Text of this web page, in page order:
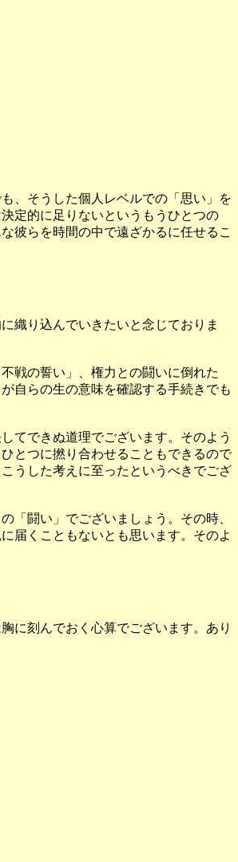
、そうした個人レベルでの「思い」を
定的に足りないというもうひとつの
彼らを時間の中で遠ざかるに任せるこ
織り込んでいきたいと念じておりま
戦の誓い」、権力との闘いに倒れた
自らの生の意味を確認する手続きでも
てできぬ道理でございます。そのよう
とつに撚り合わせることもできるので
うした考えに至ったというべきでござ
「闘い」でございましょう。その時、
届くこともないとも思います。そのよ
に刻んでおく心算でございます。あり